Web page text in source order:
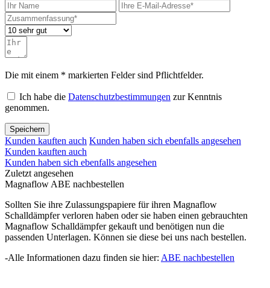
Die mit einem * markierten Felder sind Pflichtfelder.
Ich habe die Datenschutzbestimmungen zur Kenntnis
genommen.
Speichern
Kunden kauften auch Kunden haben sich ebenfalls angesehen
Kunden kauften auch
Kunden haben sich ebenfalls angesehen
Zuletzt angesehen
Magnaflow ABE nachbestellen
Sollten Sie ihre Zulassungspapiere für ihren Magnaflow
Schalldämpfer verloren haben oder sie haben einen gebrauchten
Magnaflow Schalldämpfer gekauft und benötigen nun die
passenden Unterlagen. Können sie diese bei uns nach bestellen.
-Alle Informationen dazu finden sie hier: ABE nachbestellen